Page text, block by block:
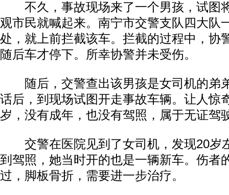
不久，事故现场来了一个男孩，试图
观市民就喊起来。南宁市交警支队四大队
处，就上前拦截该车。拦截的过程中，协
随后车才停下。所幸协警并未受伤。
随后，交警查出该男孩是女司机的弟
话后，到现场试图开走事故车辆。让人惊
岁，没有成年，也没有驾照，属于无证驾
交警在医院见到了女司机，发现20岁
到驾照，她当时开的也是一辆新车。伤者
过，脚板骨折，需要进一步治疗。